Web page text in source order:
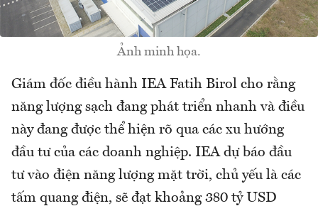
Ảnh minh họa.
Giám đốc điều hành IEA Fatih Birol cho rằng
năng lượng sạch đang phát triển nhanh và điều
này đang được thể hiện rõ qua các xu hướng
đầu tư của các doanh nghiệp. IEA dự báo đầu
tư vào điện năng lượng mặt trời, chủ yếu là các
tấm quang điện, sẽ đạt khoảng 380 tỷ USD